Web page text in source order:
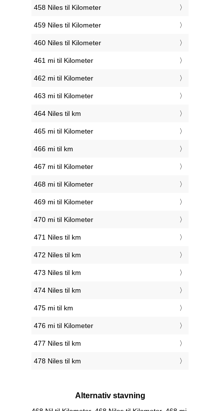
458 Niles til Kilometer
459 Niles til Kilometer
460 Niles til Kilometer
461 mi til Kilometer
462 mi til Kilometer
463 mi til Kilometer
464 Niles til km
465 mi til Kilometer
466 mi til km
467 mi til Kilometer
468 mi til Kilometer
469 mi til Kilometer
470 mi til Kilometer
471 Niles til km
472 Niles til km
473 Niles til km
474 Niles til km
475 mi til km
476 mi til Kilometer
477 Niles til km
478 Niles til km
Alternativ stavning